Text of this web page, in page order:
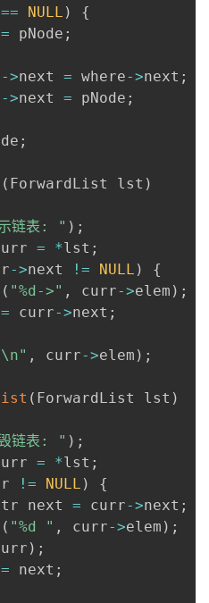
== NULL )
{
= pNode ;
->next = where->next ;
->next = pNode ;
;
( ForwardList lst )
链表: " ) ;
= *lst ;
->next != NULL )
{
( "%d->" , curr->elem ) ;
= curr->next ;
, curr->elem ) ;
( ForwardList lst )
链表: " ) ;
= *lst ;
!= NULL )
{
next
= curr->next ;
( "%d " , curr->elem ) ;
) ;
= next ;